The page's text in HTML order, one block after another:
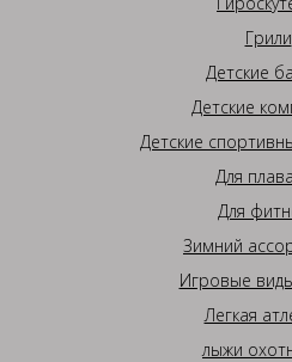
Грили
Детские
Детские
Детские
Для
Для
Зимний
Игровые
Легкая
лыжи